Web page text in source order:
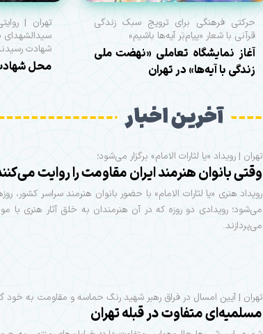
حرکتی فرهنگی برای ترویج سبک زندگی
قرآنی با شعار «پیام‌بَر آیه‌ها باشیم»
آغاز نمایشگاه تعاملی «نهضت ملی
زندگی با آیه‌ها» در تهران
تهران |
شهادت
محل
آخرین اخبار
تهران | رویداد «یا لثارات الامام» برگزار می‌شود؛
وقتی بانوان هنرمند ایران مقاومت را روایت
می‌شود؛ رویدادی دو روزه که در آن هنرمندان به خلق آثار هنری
می‌پردازند.
تهران | آیین امسال در فراق رهبر شهید رنگ حماسه و مقاومت به خود
مسلمیه‌ای متفاوت در قبله تهران